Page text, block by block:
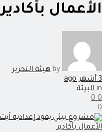
الأعمال بأكادير
by هيئة التحرير
3 أشهر ago
in البيئة
0
0
0